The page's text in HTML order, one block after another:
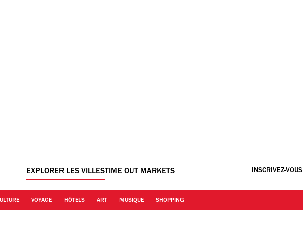
EXPLORER LES VILLESTIME OUT MARKETS INSCRIVEZ-VOUS
VOYAGE HÔTELS ART MUSIQUE SHOPPING